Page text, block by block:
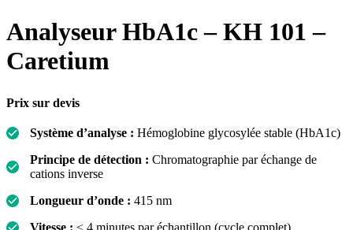
Analyseur HbA1c – KH 101 –
Caretium
Prix sur devis
Système d’analyse : Hémoglobine glycosylée stable (HbA1c)
Principe de détection : Chromatographie par échange de
cations inverse
Longueur d’onde : 415 nm
Vitesse : ≤ 4 minutes par échantillon (cycle complet)